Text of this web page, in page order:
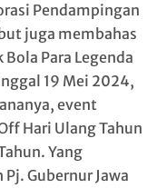
Pendampingan
juga membahas
Para Legenda
19 Mei 2024,
event
Hari Ulang Tahun
Yang
Gubernur Jawa